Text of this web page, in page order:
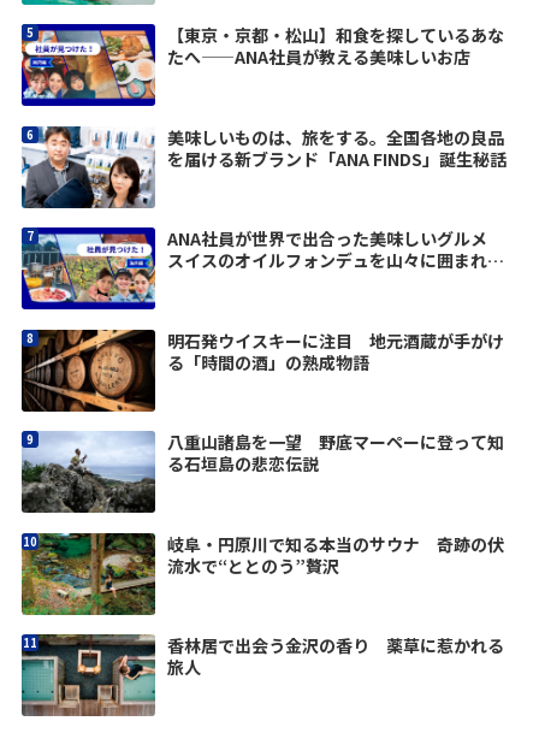
【東京・京都・松山】和食を探しているあな
たへ——ANA社員が教える美味しいお店
美味しいものは、旅をする。全国各地の良品
を届ける新ブランド「ANA FINDS」誕生秘話
ANA社員が世界で出合った美味しいグルメ
スイスのオイルフォンデュを山々に囲まれて
明石発ウイスキーに注目 地元酒蔵が手がけ
る「時間の酒」の熟成物語
八重山諸島を一望 野底マーペーに登って知
る石垣島の悲恋伝説
岐阜・円原川で知る本当のサウナ 奇跡の伏
流水で“ととのう”贅沢
香林居で出会う金沢の香り 薬草に惹かれる
旅人